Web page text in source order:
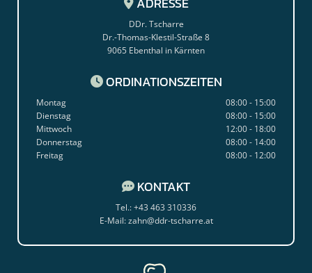

DDr. Tscharre
Dr.-Thomas-Klestil-Straße 8
9065 Ebenthal in Kärnten
 ORDINATIONSZEITEN
Montag
08:00 - 15:00
Dienstag
08:00 - 15:00
Mittwoch
12:00 - 18:00
Donnerstag
08:00 - 14:00
Freitag
08:00 - 12:00
 KONTAKT
Tel.:+43 463 310336
E-Mail:zahn@ddr-tscharre.at